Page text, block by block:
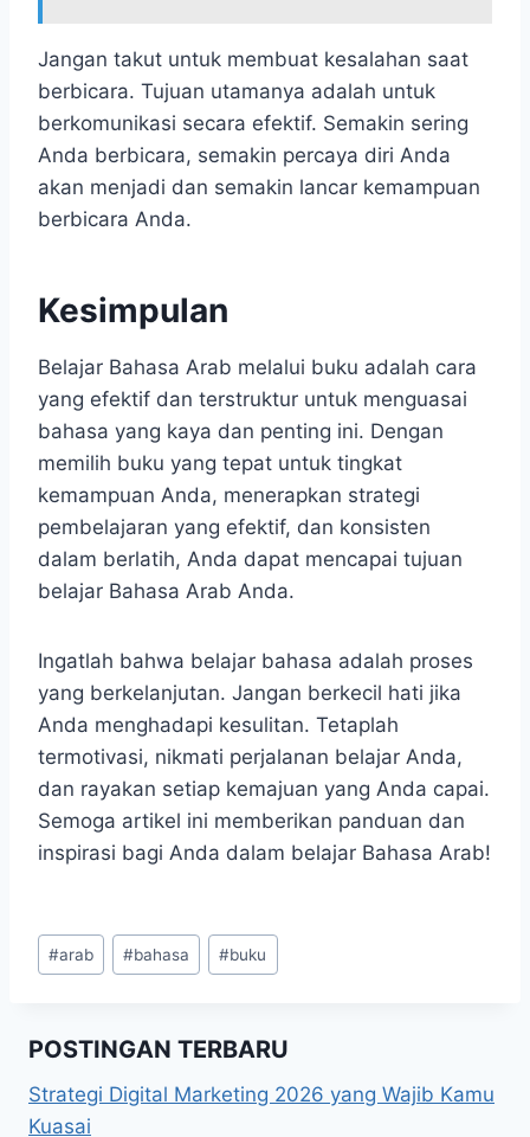
Jangan takut untuk membuat kesalahan saat
berbicara. Tujuan utamanya adalah untuk
berkomunikasi secara efektif. Semakin sering
Anda berbicara, semakin percaya diri Anda
akan menjadi dan semakin lancar kemampuan
berbicara Anda.
Kesimpulan
Belajar Bahasa Arab melalui buku adalah cara
yang efektif dan terstruktur untuk menguasai
bahasa yang kaya dan penting ini. Dengan
memilih buku yang tepat untuk tingkat
kemampuan Anda, menerapkan strategi
pembelajaran yang efektif, dan konsisten
dalam berlatih, Anda dapat mencapai tujuan
belajar Bahasa Arab Anda.
Ingatlah bahwa belajar bahasa adalah proses
yang berkelanjutan. Jangan berkecil hati jika
Anda menghadapi kesulitan. Tetaplah
termotivasi, nikmati perjalanan belajar Anda,
dan rayakan setiap kemajuan yang Anda capai.
Semoga artikel ini memberikan panduan dan
inspirasi bagi Anda dalam belajar Bahasa Arab!
Post
Tags:
#arab #bahasa #buku
POSTINGAN TERBARU
Strategi Digital Marketing 2026 yang Wajib Kamu
Kuasai